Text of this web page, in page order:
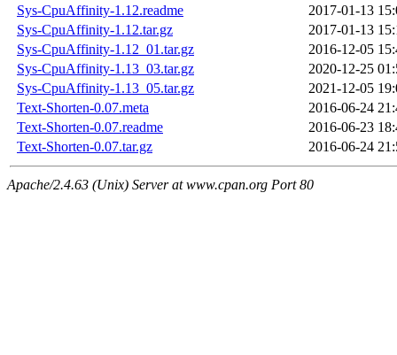
Sys-CpuAffinity-1.12.readme
2017-01-13
Sys-CpuAffinity-1.12.tar.gz
2017-01-13
Sys-CpuAffinity-1.12_01.tar.gz
2016-12-05
Sys-CpuAffinity-1.13_03.tar.gz
2020-12-25
Sys-CpuAffinity-1.13_05.tar.gz
2021-12-05
Text-Shorten-0.07.meta
2016-06-24
Text-Shorten-0.07.readme
2016-06-23
Text-Shorten-0.07.tar.gz
2016-06-24
Apache/2.4.63 (Unix) Server at www.cpan.org Port 80